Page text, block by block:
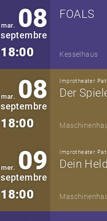
mar. 08
septembre
18:00
FOALS
Kesselhaus
mar. 08
septembre
18:00
Improtheater
Der
mer. 09
septembre
18:00
Improtheater
Dein